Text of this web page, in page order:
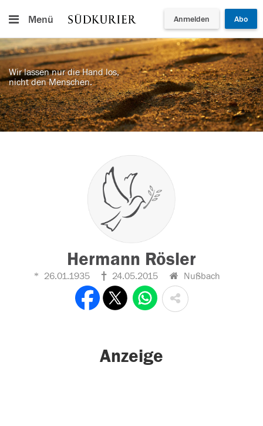
Menü Anmelden Abo
Wir lassen nur die Hand los,
nicht den Menschen.
Hermann Rösler
26.01.1935 24.05.2015 Nußbach
Anzeige